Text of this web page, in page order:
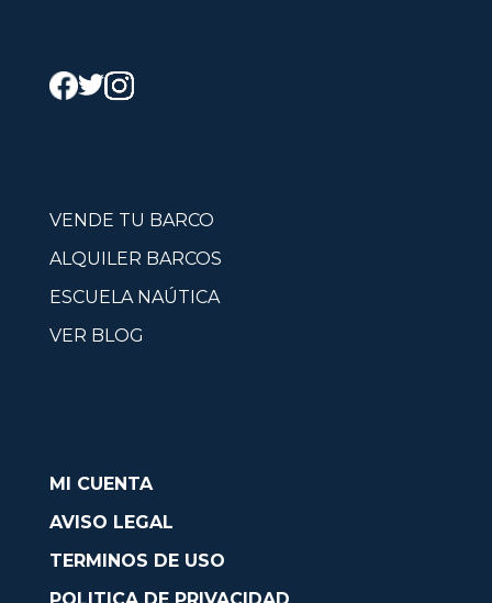
VENDE TU BARCO
ALQUILER BARCOS
ESCUELA NAÚTICA
VER BLOG
MI CUENTA
AVISO LEGAL
TERMINOS DE USO